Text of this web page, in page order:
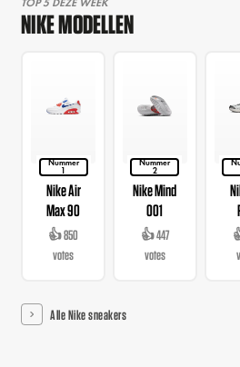
TOP 5 DEZE WEEK
NIKE MODELLEN
Nummer
1
Nike Air
Max 90
👍 850
votes
Nummer
2
Nike Mind
001
👍 447
votes
Alle Nike sneakers